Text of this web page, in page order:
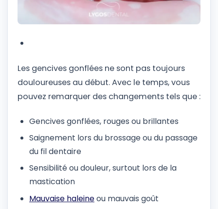
Les gencives gonflées ne sont pas toujours
douloureuses au début. Avec le temps, vous
pouvez remarquer des changements tels que :
Gencives gonflées, rouges ou brillantes
Saignement lors du brossage ou du passage
du fil dentaire
Sensibilité ou douleur, surtout lors de la
mastication
Mauvaise haleineou mauvais goût